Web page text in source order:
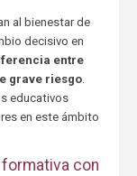
al bienestar de
decisivo en
entre
grave riesgo.
educativos
en este ámbito
formativa con